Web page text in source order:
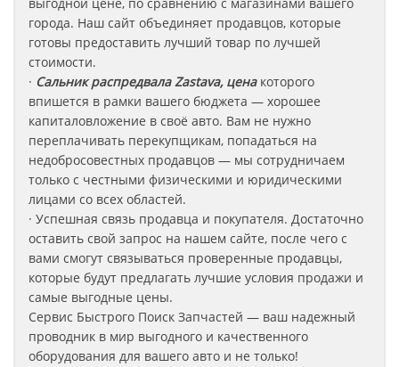
города. Наш сайт объединяет продавцов, которые
готовы предоставить лучший товар по лучшей
стоимости.
· Сальник распредвала Zastava, цена которого
впишется в рамки вашего бюджета — хорошее
капиталовложение в своё авто. Вам не нужно
переплачивать перекупщикам, попадаться на
недобросовестных продавцов — мы сотрудничаем
только с честными физическими и юридическими
лицами со всех областей.
· Успешная связь продавца и покупателя. Достаточно
оставить свой запрос на нашем сайте, после чего с
вами смогут связываться проверенные продавцы,
которые будут предлагать лучшие условия продажи и
самые выгодные цены.
Сервис Быстрого Поиск Запчастей — ваш надежный
проводник в мир выгодного и качественного
оборудования для вашего авто и не только!